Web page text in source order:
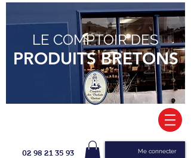
LE COMPTOIR DES
PRODUITS BRETONS
02 98 21 35 93 Me connecter